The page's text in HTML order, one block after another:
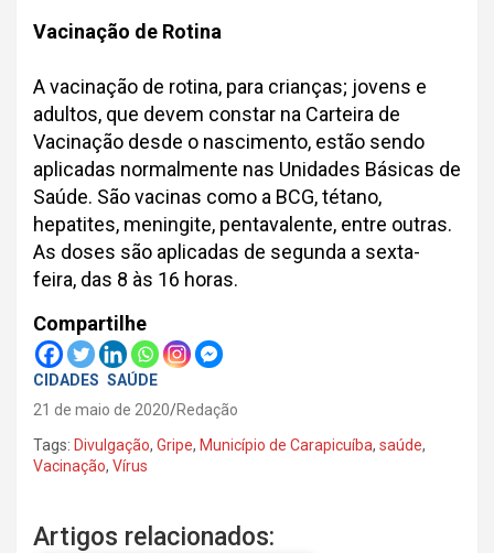
Vacinação de Rotina
A vacinação de rotina, para crianças; jovens e
adultos, que devem constar na Carteira de
Vacinação desde o nascimento, estão sendo
aplicadas normalmente nas Unidades Básicas de
Saúde. São vacinas como a BCG, tétano,
hepatites, meningite, pentavalente, entre outras.
As doses são aplicadas de segunda a sexta-
feira, das 8 às 16 horas.
Compartilhe
CIDADES SAÚDE
21 de maio de 2020 Redação
Tags: Divulgação, Gripe, Município de Carapicuíba, saúde,
Vacinação, Vírus
Artigos relacionados: